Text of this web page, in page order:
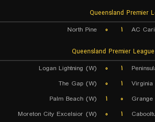
AC
۱ ۰ North Pine
۱ ۰
Logan Lightning (W)
۱ ۰
The Gap (W)
۰ ۱
Palm Beach (W)
۱ ۰ Moreton City Excelsior (W)